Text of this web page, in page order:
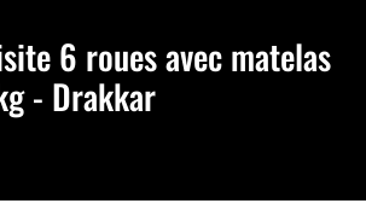
6 roues avec matelas
- Drakkar